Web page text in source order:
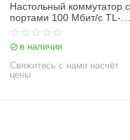
Настольный коммутатор
портами 100 Мбит/с TL-
SF1008D
в наличии
Свяжитесь с нами насчёт
цены